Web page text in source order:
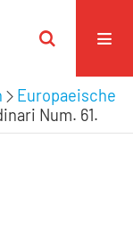
Europaeische
Num. 61.